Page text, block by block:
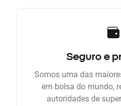
Seguro e
Somos uma das
em bolsa do mundo,
autoridades de